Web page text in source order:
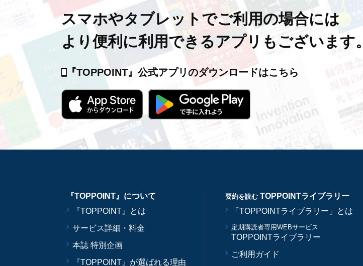
スマホやタブレットでご利用の場合には
より便利に利用できるアプリもございます。
『TOPPOINT』公式アプリのダウンロードはこちら
『TOPPOINT』について
『TOPPOINT』とは
サービス詳細・料金
本誌 特別企画
『TOPPOINT』が選ばれる理由
要約を読む TOPPOINTライブラリー
「TOPPOINTライブラリー」とは
定期購読者専用WEBサービス
TOPPOINTライブラリー
ご利用ガイド